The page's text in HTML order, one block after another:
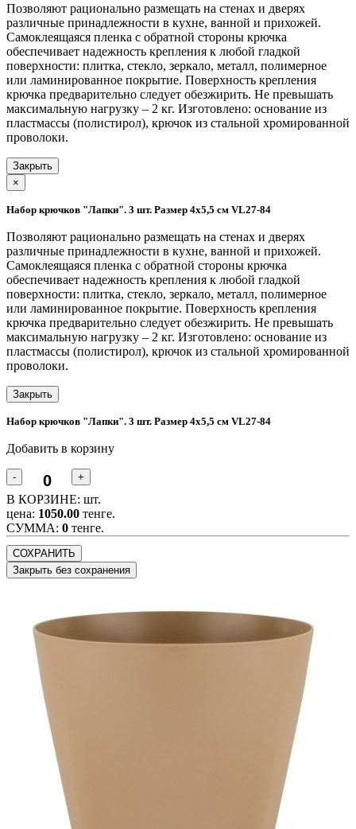
Позволяют рационально размещать на стенах и дверях
различные принадлежности в кухне, ванной и прихожей.
Самоклеящаяся пленка с обратной стороны крючка
обеспечивает надежность крепления к любой гладкой
поверхности: плитка, стекло, зеркало, металл, полимерное
или ламинированное покрытие. Поверхность крепления
крючка предварительно следует обезжирить. Не превышать
максимальную нагрузку – 2 кг. Изготовлено: основание из
пластмассы (полистирол), крючок из стальной хромированной
проволоки.
Закрыть
×
Набор крючков "Лапки". 3 шт. Размер 4х5,5 см VL27-84
Позволяют рационально размещать на стенах и дверях
различные принадлежности в кухне, ванной и прихожей.
Самоклеящаяся пленка с обратной стороны крючка
обеспечивает надежность крепления к любой гладкой
поверхности: плитка, стекло, зеркало, металл, полимерное
или ламинированное покрытие. Поверхность крепления
крючка предварительно следует обезжирить. Не превышать
максимальную нагрузку – 2 кг. Изготовлено: основание из
пластмассы (полистирол), крючок из стальной хромированной
проволоки.
Закрыть
Набор крючков "Лапки". 3 шт. Размер 4х5,5 см VL27-84
Добавить в корзину
- +
В КОРЗИНЕ: шт.
цена: 1050.00 тенге.
CУММА: 0 тенге.
СОХРАНИТЬ
Закрыть без сохранения